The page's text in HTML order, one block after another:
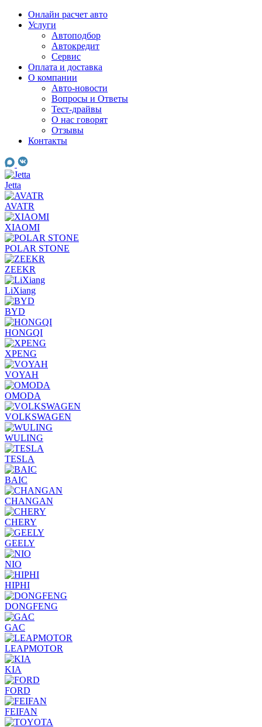
Skip
Онлайн расчет авто
Услуги
Автоподбор
Автокредит
Сервис
Оплата и доставка
О компании
Авто-новости
Вопросы и Ответы
Тест-драйвы
О нас говорят
Отзывы
Контакты
Jetta
AVATR
XIAOMI
POLAR STONE
ZEEKR
LiXiang
BYD
HONGQI
XPENG
VOYAH
OMODA
VOLKSWAGEN
WULING
TESLA
BAIC
CHANGAN
CHERY
GEELY
NIO
HIPHI
DONGFENG
GAC
LEAPMOTOR
KIA
FORD
FEIFAN